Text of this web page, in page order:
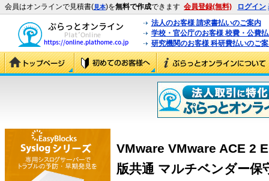
会員はオンラインで見積書(見本)を無料で作成できます 会員登録(無料) ログイン
法人のお客様 請求書払いのご案内
学校・官公庁のお客様 校費・公費
研究機関のお客様 科研費払いのご
VMware VMware ACE 2
版共通 マルチベンダー保